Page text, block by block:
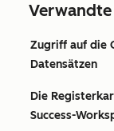
Zugriff auf die
Datensätzen
Die
Success-